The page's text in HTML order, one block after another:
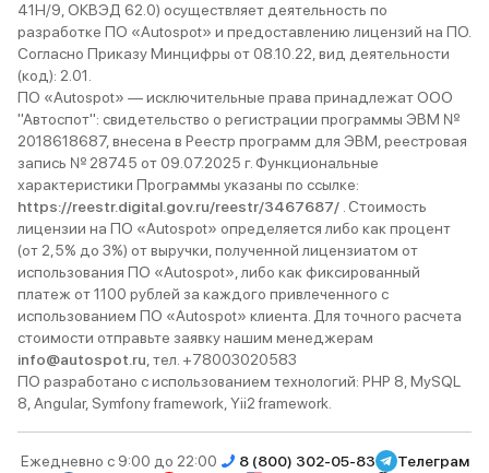
41Н/9, ОКВЭД 62.0) осуществляет деятельность по
разработке ПО «Autospot» и предоставлению лицензий на ПО.
Согласно Приказу Минцифры от 08.10.22, вид деятельности
(код): 2.01.
ПО «Autospot» — исключительные права принадлежат ООО
"Автоспот": свидетельство о регистрации программы ЭВМ №
2018618687, внесена в Реестр программ для ЭВМ, реестровая
запись № 28745 от 09.07.2025 г. Функциональные
характеристики Программы указаны по ссылке:
https://reestr.digital.gov.ru/reestr/3467687/ . Стоимость
лицензии на ПО «Autospot» определяется либо как процент
(от 2,5% до 3%) от выручки, полученной лицензиатом от
использования ПО «Autospot», либо как фиксированный
платеж от 1100 рублей за каждого привлеченного с
использованием ПО «Autospot» клиента. Для точного расчета
стоимости отправьте заявку нашим менеджерам
info@autospot.ru , тел. +78003020583
ПО разработано с использованием технологий: PHP 8, MySQL
8, Angular, Symfony framework, Yii2 framework.
Ежедневно с 9:00 до 22:00 8 (800) 302-05-83 Телеграм